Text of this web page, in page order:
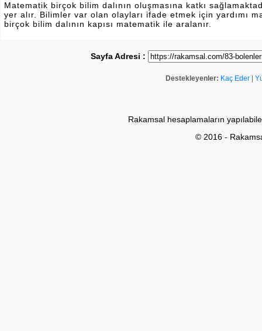
Matematik birçok bilim dalının oluşmasına katkı
yer alır. Bilimler var olan olayları ifade etmek için yardımı
birçok bilim dalının kapısı matematik ile aralanır.
Sayfa Adresi :
Destekleyenler: Kaç Eder
Rakamsal hesaplamaların
© 2016 -